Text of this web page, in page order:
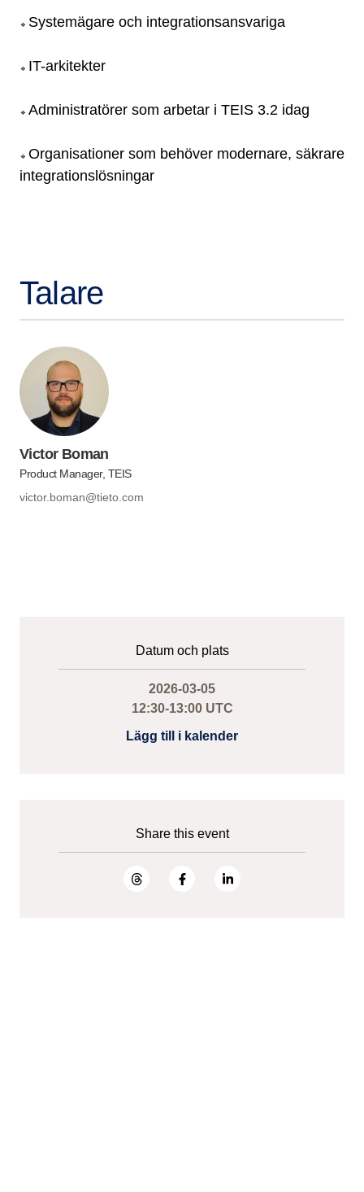
🔹 Systemägare och integrationsansvariga
🔹 IT-arkitekter
🔹 Administratörer som arbetar i TEIS 3.2 idag
🔹 Organisationer som behöver modernare, säkrare
integrationslösningar
Talare
Victor Boman
Product Manager, TEIS
victor.boman@tieto.com
Datum och plats
2026-03-05
12:30-13:00 UTC
Lägg till i kalender
Share this event